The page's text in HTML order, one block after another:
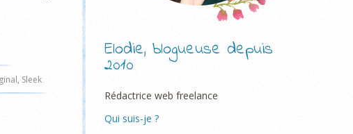
, Sleek
Elodie, blogueuse depuis
2010
Rédactrice web freelance
Qui suis-je ?